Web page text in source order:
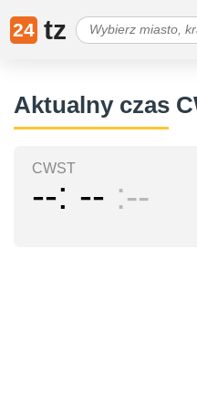
24 tz
Aktualny czas
CWST
-- -- --